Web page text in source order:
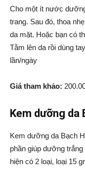
Cho một ít nước
trang. Sau đó, thoa
da mặt. Hoặc bạn có
Tằm lên da rồi dùng
lần/ngày
Giá tham khảo:
Kem dưỡng da
Kem dưỡng da Bạch
phần giúp dưỡng
hiện có 2 loại, loại 15